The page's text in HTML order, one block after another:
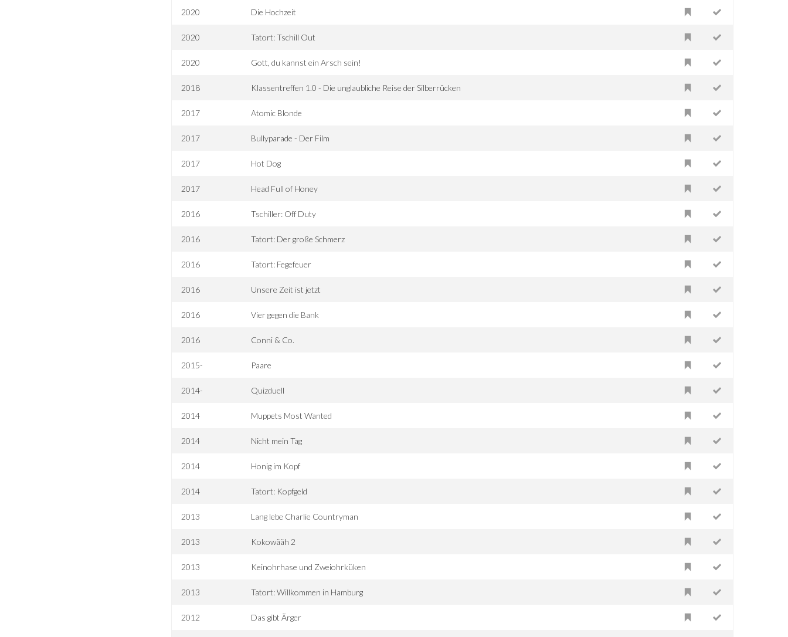
2020 Die Hochzeit
2020 Tatort: Tschill Out
2020 Gott, du kannst ein Arsch sein!
2018 Klassentreffen 1.0 - Die unglaubliche Reise der Silberrücken
2017 Atomic Blonde
2017 Bullyparade - Der Film
2017 Hot Dog
2017 Head Full of Honey
2016 Tschiller: Off Duty
2016 Tatort: Der große Schmerz
2016 Tatort: Fegefeuer
2016 Unsere Zeit ist jetzt
2016 Vier gegen die Bank
2016 Conni & Co.
2015- Paare
2014- Quizduell
2014 Muppets Most Wanted
2014 Nicht mein Tag
2014 Honig im Kopf
2014 Tatort: Kopfgeld
2013 Lang lebe Charlie Countryman
2013 Kokowääh 2
2013 Keinohrhase und Zweiohrküken
2013 Tatort: Willkommen in Hamburg
2012 Das gibt Ärger